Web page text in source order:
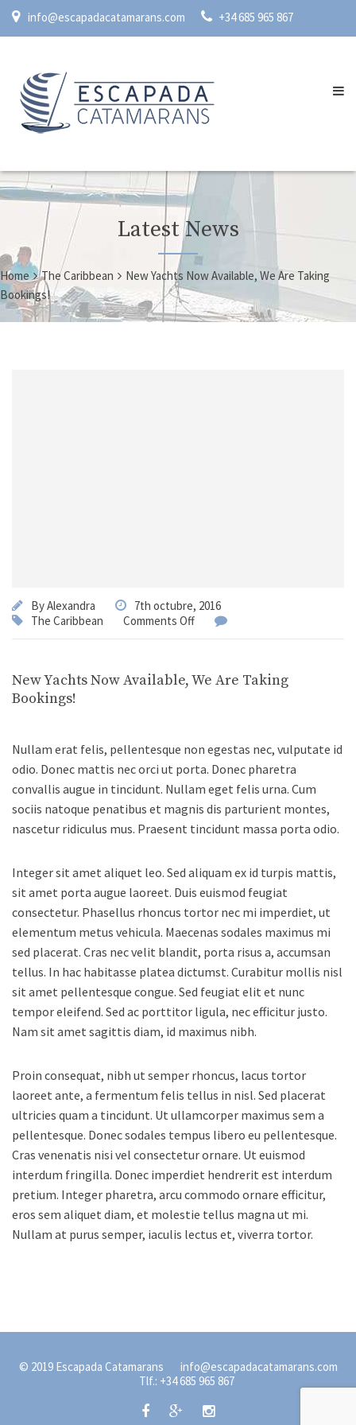
info@escapadacatamarans.com +34 685 965 867
Latest News
Home The Caribbean
New Yachts Now Available, We Are Taking
Bookings!
ByAlexandra
7th octubre, 2016
The Caribbean
Comments Off
New Yachts Now Available, We Are Taking
Bookings!
Nullam erat felis, pellentesque non egestas nec, vulputate id
odio. Donec mattis nec orci ut porta. Donec pharetra
convallis augue in tincidunt. Nullam eget felis urna. Cum
sociis natoque penatibus et magnis dis parturient montes,
nascetur ridiculus mus. Praesent tincidunt massa porta odio.
Integer sit amet aliquet leo. Sed aliquam ex id turpis mattis,
sit amet porta augue laoreet. Duis euismod feugiat
consectetur. Phasellus rhoncus tortor nec mi imperdiet, ut
elementum metus vehicula. Maecenas sodales maximus mi
sed placerat. Cras nec velit blandit, porta risus a, accumsan
tellus. In hac habitasse platea dictumst. Curabitur mollis nisl
sit amet pellentesque congue. Sed feugiat elit et nunc
tempor eleifend. Sed ac porttitor ligula, nec efficitur justo.
Nam sit amet sagittis diam, id maximus nibh.
Proin consequat, nibh ut semper rhoncus, lacus tortor
laoreet ante, a fermentum felis tellus in nisl. Sed placerat
ultricies quam a tincidunt. Ut ullamcorper maximus sem a
pellentesque. Donec sodales tempus libero eu pellentesque.
Cras venenatis nisi vel consectetur ornare. Ut euismod
interdum fringilla. Donec imperdiet hendrerit est interdum
pretium. Integer pharetra, arcu commodo ornare efficitur,
eros sem aliquet diam, et molestie tellus magna ut mi.
Nullam at purus semper, iaculis lectus et, viverra tortor.
© 2019 Escapada Catamarans info@escapadacatamarans.com
Tlf.: +34 685 965 867